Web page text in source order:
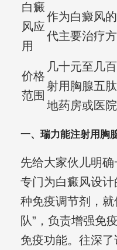
白癜
风应
用
作为白癜风
代主要治疗
价格
范围
几十元至几
射用胸腺五
地药房或医院
一、瑞力能注射用胸
先给大家伙儿明
专门为白癜风设计
种免疫调节剂，
队”，负责增强免
免疫功能。往深